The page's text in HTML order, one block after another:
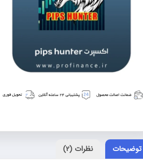
توضیحات نظرات (2)